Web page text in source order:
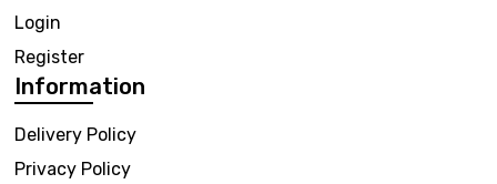
Login
Register
Information
Delivery Policy
Privacy Policy